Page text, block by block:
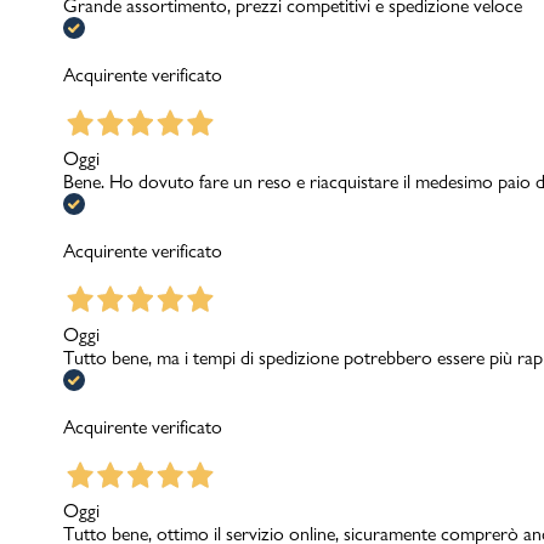
Grande assortimento, prezzi competitivi e spedizione veloce
Acquirente verificato
Oggi
Bene. Ho dovuto fare un reso e riacquistare il medesimo paio
Acquirente verificato
Oggi
Tutto bene, ma i tempi di spedizione potrebbero essere più
Acquirente verificato
Oggi
Tutto bene, ottimo il servizio online, sicuramente comprerò